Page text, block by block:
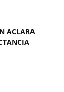
ACLARA